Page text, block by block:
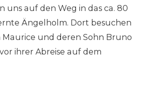
uns auf den Weg in das ca. 80
Ängelholm. Dort besuchen
Maurice und deren Sohn Bruno
ihrer Abreise auf dem